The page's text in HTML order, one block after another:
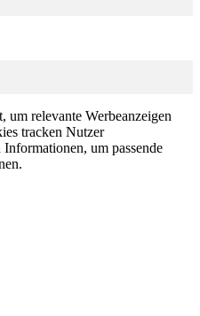
um relevante Werbeanzeigen
tracken Nutzer
um passende